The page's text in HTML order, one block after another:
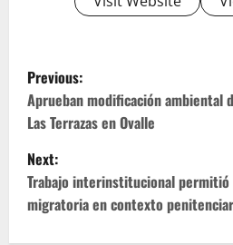
P
o
s
t
n
Previous:
Aprueban modificación ambiental
Las Terrazas en Ovalle
Next:
Trabajo interinstitucional
migratoria en contexto